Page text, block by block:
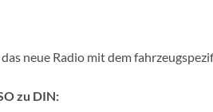
neue Radio mit dem
zu DIN: